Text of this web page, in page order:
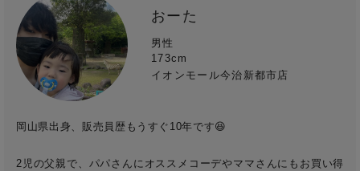
おーた
イオンモール今治新都市店
173cm
男性
岡山県出身、販売員歴もうすぐ10年です😆
2児の父親で、パパさんにオススメコーデやママさんにもお買い得